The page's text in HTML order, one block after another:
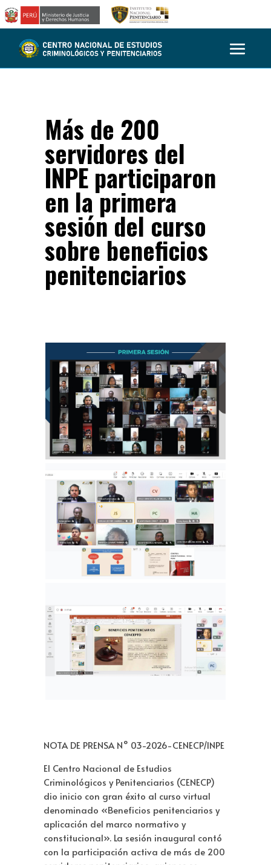
Más de 200
servidores del
INPE participaron
en la primera
sesión del curso
sobre beneficios
penitenciarios
NOTA DE PRENSA N° 03-2026-CENECP/INPE
El Centro Nacional de Estudios
Criminológicos y Penitenciarios (CENECP)
dio inicio con gran éxito al curso virtual
denominado «Beneficios penitenciarios y
aplicación del marco normativo y
constitucional». La sesión inaugural contó
con la participación activa de más de 200